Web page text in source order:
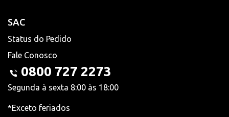
SAC
Status do Pedido
Fale Conosco
0800 727 2273
Segunda à sexta 8:00 às 18:00
*Exceto feriados